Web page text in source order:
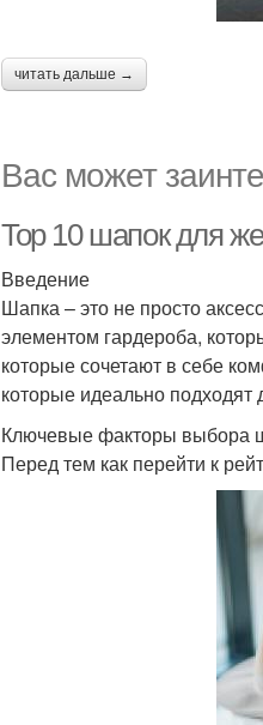
читать дальше →
Вас может
Top 10 шапок для
Введение
Шапка – это не просто
элементом гардероба,
которые сочетают в себе
которые идеально
Ключевые факторы выбора
Перед тем как перейти к